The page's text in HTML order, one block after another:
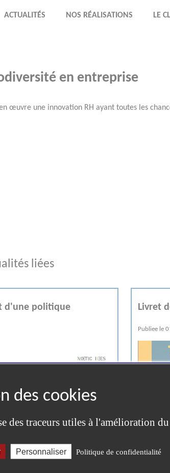
ACTUALITÉS NOS RÉALISATIONS LE
en entreprise
œuvre une innovation RH ayant toutes les
liées
d'une politique
Livret
Publiee le
des traceurs utiles à l'amélioration
Personnaliser Politique de confidentialité